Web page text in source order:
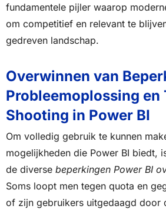
fundamentele pijler waarop
om competitief en relevant te
gedreven landschap.
Overwinnen van
Probleemoplossing en
Shooting in Power BI
Om volledig gebruik te kunnen
mogelijkheden die Power BI biedt,
de diverse beperkingen Power BI
Soms loopt men tegen quota en
of zijn gebruikers uitgedaagd door